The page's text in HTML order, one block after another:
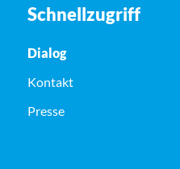
Schnellzugriff
Dialog
Kontakt
Presse